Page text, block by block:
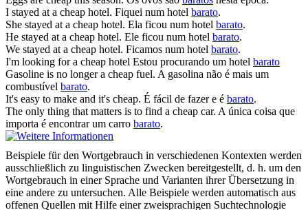
I stayed at a cheap hotel. Fiquei num hotel barato.
She stayed at a cheap hotel. Ela ficou num hotel barato.
He stayed at a cheap hotel. Ele ficou num hotel barato.
We stayed at a cheap hotel. Ficamos num hotel barato.
I'm looking for a cheap hotel Estou procurando um hotel barato
Gasoline is no longer a cheap fuel. A gasolina não é mais um
combustível barato.
It's easy to make and it's cheap. É fácil de fazer e é barato.
The only thing that matters is to find a cheap car. A única coisa que
importa é encontrar um carro barato.
Beispiele für den Wortgebrauch in verschiedenen Kontexten werden
ausschließlich zu linguistischen Zwecken bereitgestellt, d. h. um den
Wortgebrauch in einer Sprache und Varianten ihrer Übersetzung in
eine andere zu untersuchen. Alle Beispiele werden automatisch aus
offenen Quellen mit Hilfe einer zweisprachigen Suchtechnologie